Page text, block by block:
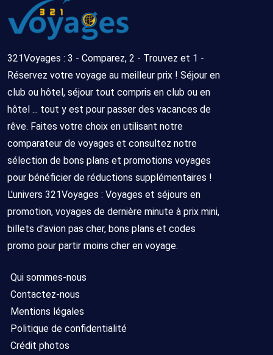
321Voyages : 3 - Comparez, 2 - Trouvez et 1 -
Réservez votre voyage au meilleur prix ! Séjour en
club ou hôtel, séjour tout compris en club ou en
hôtel ... tout y est pour passer des vacances de
rêve. Faites votre choix en utilisant notre
comparateur de voyages et consultez notre
sélection de bons plans et promotions voyages
pour bénéficier de réductions supplémentaires !
L'univers 321Voyages : Voyages et séjours en
promotion, voyages de dernière minute à prix mini,
billets d'avion pas cher, bons plans et codes
promo pour partir moins cher en voyage.
Qui sommes-nous
Contactez-nous
Mentions légales
Politique de confidentialité
Crédit photos